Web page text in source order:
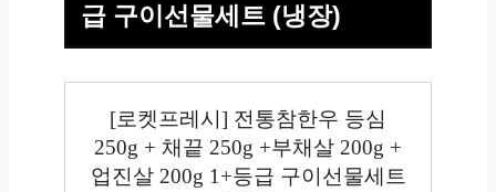
급 구이선물세트 (냉장)
[로켓프레시] 전통참한우 등심
250g + 채끝 250g +부채살 200g +
업진살 200g 1+등급 구이선물세트